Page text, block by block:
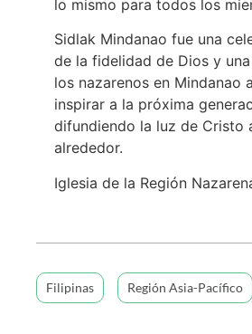
lo mismo para todos los
Sidlak Mindanao fue una
de la fidelidad de Dios y
los nazarenos en Mindanao a
inspirar a la próxima
difundiendo la luz de Cristo
alrededor.
Iglesia de la Región
Filipinas Región Asia-Pacífico